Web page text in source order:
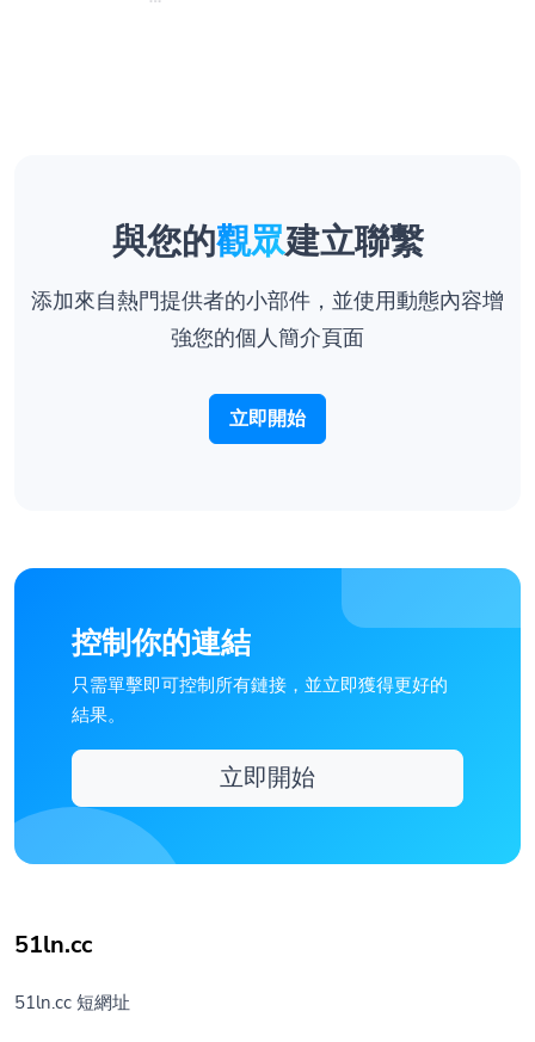
與您的觀眾建立聯繫
添加來自熱門提供者的小部件，並使用動態內容增
強您的個人簡介頁面
立即開始
控制你的連結
只需單擊即可控制所有鏈接，並立即獲得更好的
結果。
立即開始
51ln.cc
51ln.cc 短網址